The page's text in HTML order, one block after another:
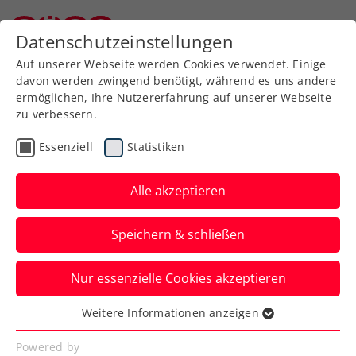
Zurück zur Newsübersicht
Turniere
„Ich bin selbst mein
größter Kritiker“: Neil
Oberleitner und der
gewonnene innere Kampf
Mit dem Premieren-Einzeltitel in Veigy-
Foncenex hat es sich das ÖTV-Ass selbst
bewiesen und Selbstzweifel beseitigt.
Datenschutzeinstellungen
Auf unserer Webseite werden Cookies verwendet. Einige
davon werden zwingend benötigt, während es uns andere
ermöglichen, Ihre Nutzererfahrung auf unserer Webseite
zu verbessern.
Essenziell Statistiken
Alle akzeptieren
Speichern & schließen
Nur essenzielle Cookies akzeptieren
Essenziell
Essenzielle Cookies werden für grundlegende
Weitere Informationen anzeigen
Powered by